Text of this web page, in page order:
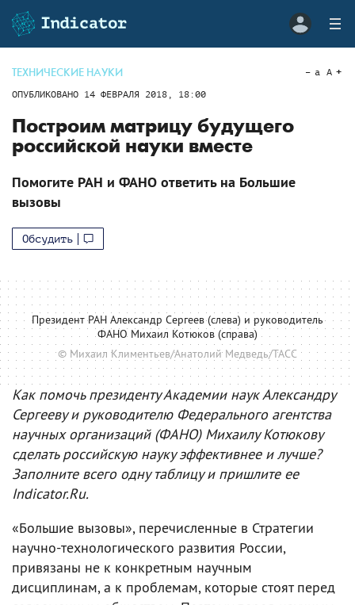
ТЕХНИЧЕСКИЕ НАУКИ
ОПУБЛИКОВАНО 14 ФЕВРАЛЯ 2018, 18:00
a A
Построим матрицу будущего
российской науки вместе
Помогите РАН и ФАНО ответить на Большие
вызовы
Обсудить
Президент РАН Александр Сергеев (слева) и руководитель
ФАНО Михаил Котюков (справа)
© Михаил Климентьев/Анатолий Медведь/ТАСС
Как помочь президенту Академии наук Александру
Сергееву и руководителю Федерального агентства
научных организаций (ФАНО) Михаилу Котюкову
сделать российскую науку эффективнее и лучше?
Заполните всего одну таблицу и пришлите ее
Indicator.Ru.
«Большие вызовы», перечисленные в Стратегии
научно-технологического развития России,
привязаны не к конкретным научным
дисциплинам, а к проблемам, которые стоят перед